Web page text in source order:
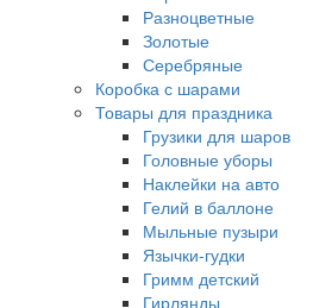
Разноцветные
Золотые
Серебряные
Коробка с шарами
Товары для праздника
Грузики для шаров
Головные уборы
Наклейки на авто
Гелий в баллоне
Мыльные пузыри
Язычки-гудки
Гримм детский
Гирлянды